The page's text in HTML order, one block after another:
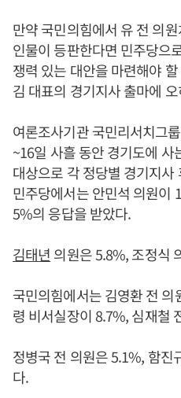
만약 국민의힘에서 유 전 의
인물이 등판한다면 민주당으
쟁력 있는 대안을 마련해야
김 대표의 경기지사 출마에
여론조사기관 국민리서치그
~16일 사흘 동안 경기도에
대상으로 각 정당별 경기지
민주당에서는 안민석 의원이
5%의 응답을 받았다.
김태년 의원은 5.8%, 조정식
국민의힘에서는 김영환 전
령 비서실장이 8.7%, 심재철
정병국 전 의원은 5.1%, 함진
다.